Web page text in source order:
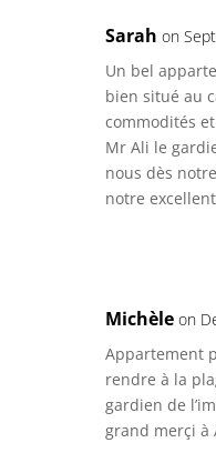
Sarah on
Un bel
bien situé au
commodités
Mr Ali le
nous dès
notre
Michèle on
Appartement
rendre à la
gardien de
grand merçi à